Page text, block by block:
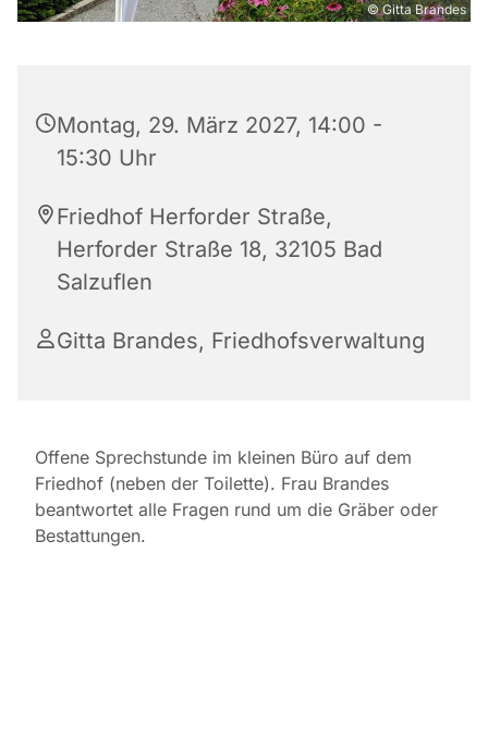
© Gitta Brandes
Montag, 29. März 2027, 14:00 -
15:30 Uhr
Friedhof Herforder Straße,
Herforder Straße 18, 32105 Bad
Salzuflen
Gitta Brandes, Friedhofsverwaltung
Offene Sprechstunde im kleinen Büro auf dem
Friedhof (neben der Toilette). Frau Brandes
beantwortet alle Fragen rund um die Gräber oder
Bestattungen.